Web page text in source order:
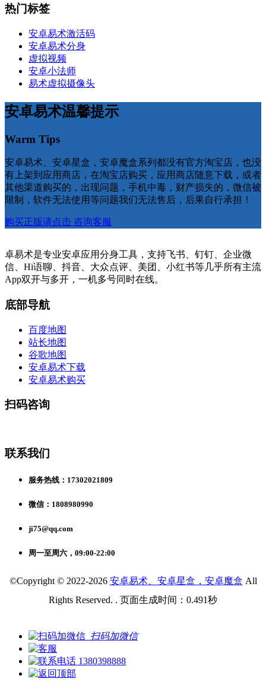
热门标签
安卓易术激活码
安卓易术分身
虚拟视频
安卓小法师
易术虚拟摄像头
安卓易术温馨提示
Warm Tips
安卓易术、安卓星盒，安卓魔盒系列都没有官方淘宝店，也没
有上架到应用商店，在淘宝店购买，应用商店随意下载，或者
其他渠道购买的，出现问题，手机中毒，财产损失的，微信被
限制，软件无法使用等问题我们无法售后，后果自行承担！
购买正版请点击 咨询客服
卓易术是专业安卓应用分身工具，支持飞书、钉钉、企业微
信、Hi语聊、抖音、大众点评、美团、小红书等几乎所有主流
App双开与多开，一机多号同时在线。
底部导航
百度地图
站长地图
谷歌地图
安卓易术下载
安卓易术购买
扫码咨询
联系我们
服务热线：17302021809
微信：1808980990
ji75@qq.com
周一至周六，09:00-22:00
©Copyright © 2022-2026 安卓易术、安卓星盒，安卓魔盒 All
Rights Reserved. . 页面生成时间：0.491秒
扫码加微信
1380398888